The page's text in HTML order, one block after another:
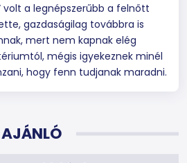
volt a legnépszerűbb a felnőtt
gazdaságilag továbbra is
mert nem kapnak elég
mégis igyekeznek minél
hogy fenn tudjanak maradni.
AJÁNLÓ